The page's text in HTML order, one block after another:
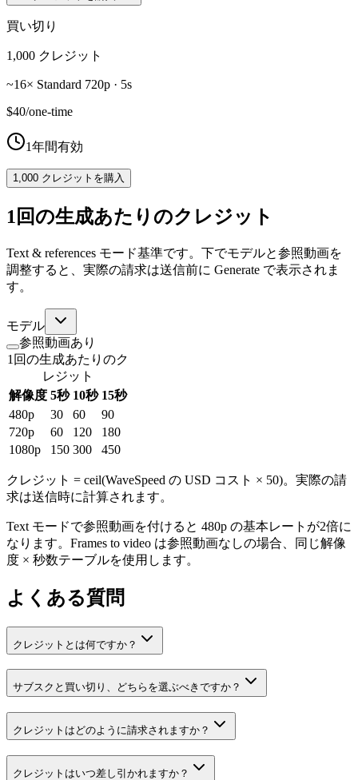
買い切り
1,000 クレジット
~16× Standard 720p · 5s
$40/one-time
1年間有効
1,000 クレジットを購入
1回の生成あたりのクレジット
Text & references モード基準です。下でモデルと参照動画を
調整すると、実際の請求は送信前に Generate で表示されま
す。
モデル
参照動画あり
1回の生成あたりのク
レジット
解像度 5秒 10秒 15秒
480p
30 60
90
720p
60 120
180
1080p
150 300 450
クレジット = ceil(WaveSpeed の USD コスト × 50)。実際の請
求は送信時に計算されます。
Text モードで参照動画を付けると 480p の基本レートが2倍に
なります。Frames to video は参照動画なしの場合、同じ解像
度 × 秒数テーブルを使用します。
よくある質問
クレジットとは何ですか？
サブスクと買い切り、どちらを選ぶべきですか？
クレジットはどのように請求されますか？
クレジットはいつ差し引かれますか？